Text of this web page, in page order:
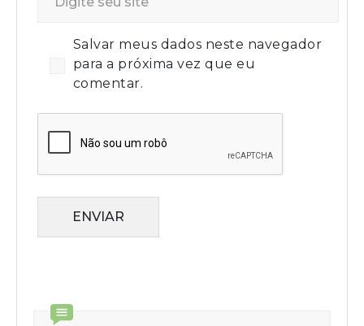
Salvar meus dados neste navegador
para a próxima vez que eu
comentar.
ENVIAR